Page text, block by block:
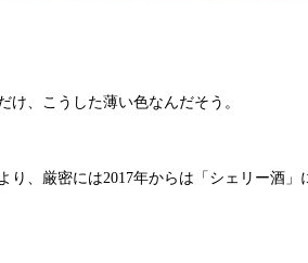
、こうした薄い色なんだそう。
、厳密には2017年からは「シェリー酒」